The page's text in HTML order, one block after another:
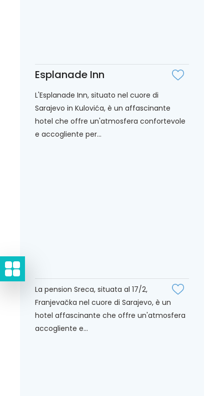
Esplanade Inn
L'Esplanade Inn, situato nel cuore di
Sarajevo in Kulovića, è un affascinante
hotel che offre un'atmosfera confortevole
e accogliente per...
La pension Sreca, situata al 17/2,
Franjevačka nel cuore di Sarajevo, è un
hotel affascinante che offre un'atmosfera
accogliente e...